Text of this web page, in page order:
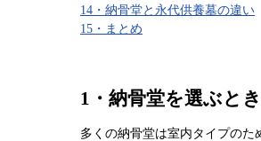
14・納骨堂と永代供養墓の違い
15・まとめ
1・納骨堂を選ぶと
多くの納骨堂は室内タイプのた